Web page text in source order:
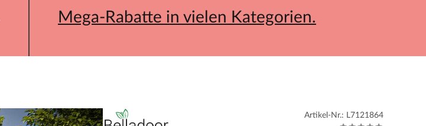
Mega-Rabatte in vielen Kategorien.
Artikel-Nr.: L7121864